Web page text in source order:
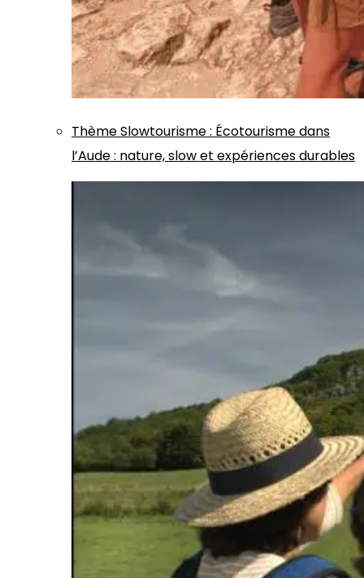
ThèmeSlowtourisme: Écotourisme dans
l’Aude : nature, slow et expériences durables